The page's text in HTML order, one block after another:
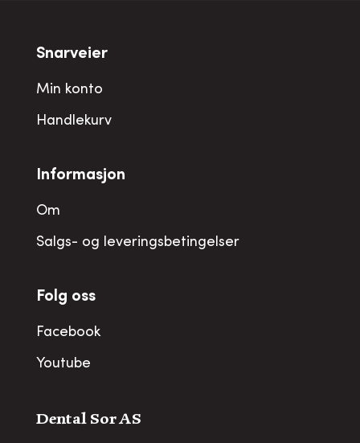
Snarveier
Min konto
Handlekurv
Informasjon
Om
Salgs- og leveringsbetingelser
Folg oss
Facebook
Youtube
Dental Sor AS